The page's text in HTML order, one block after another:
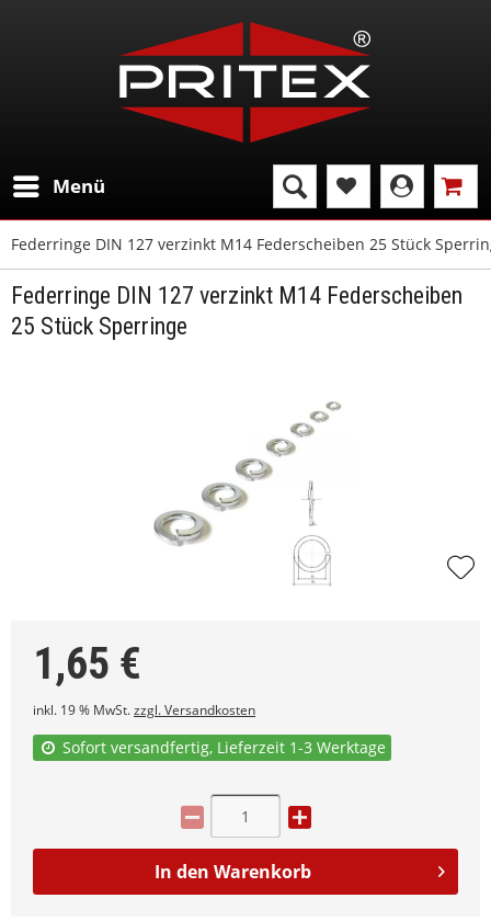
Menü
Federringe DIN 127 verzinkt M14 Federscheiben 25 Stück
Federringe DIN 127 verzinkt M14 Federscheiben
25 Stück Sperringe
1,65 €
inkl. 19 % MwSt.zzgl. Versandkosten
Sofort versandfertig, Lieferzeit 1-3 Werktage
In den Warenkorb